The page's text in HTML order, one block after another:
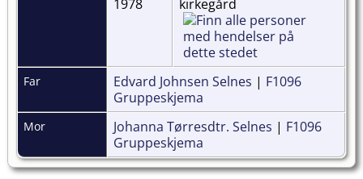
1978
kirkegård
Far Edvard Johnsen Selnes | F1096
Gruppeskjema
Mor Johanna Tørresdtr. Selnes | F1096
Gruppeskjema